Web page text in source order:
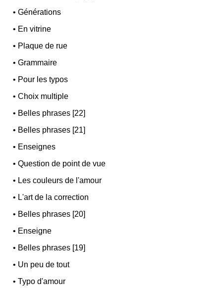
•Générations
• En vitrine
• Plaque de rue
•Grammaire
• Pour les typos
•Choix multiple
• Belles phrases [22]
• Belles phrases [21]
• Enseignes
•Question de point de vue
• Les couleurs de l'amour
• L'art de la correction
• Belles phrases [20]
• Enseigne
• Belles phrases [19]
• Un peu de tout
•Typo d'amour